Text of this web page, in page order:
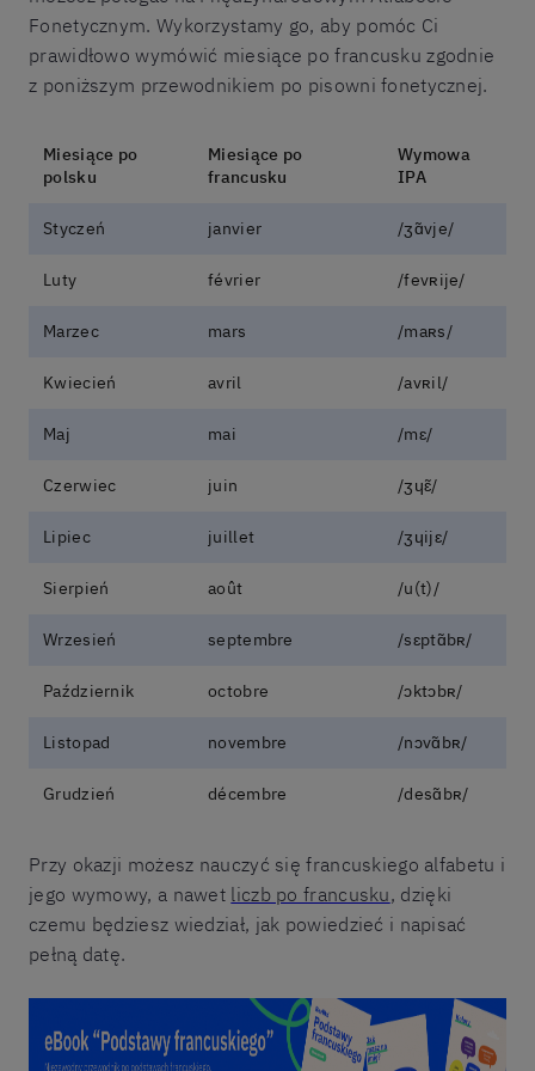
Fonetycznym. Wykorzystamy go, aby pomóc Ci
prawidłowo wymówić miesiące po francusku zgodnie
z poniższym przewodnikiem po pisowni fonetycznej.
Miesiące po
polsku
Miesiące po
francusku
Wymowa
IPA
Styczeń janvier /ʒɑ̃vje/
Luty février /fevʀije/
Marzec mars /maʀs/
Kwiecień avril /avʀil/
Maj mai /mɛ/
Czerwiec juin /ʒɥɛ̃/
Lipiec juillet /ʒɥijɛ/
Sierpień août /u(t)/
Wrzesień septembre /sɛptɑ̃bʀ/
Październik octobre /ɔktɔbʀ/
Listopad novembre /nɔvɑ̃bʀ/
Grudzień décembre /desɑ̃bʀ/
Przy okazji możesz nauczyć się francuskiego alfabetu i
jego wymowy, a nawet liczb po francusku, dzięki
czemu będziesz wiedział, jak powiedzieć i napisać
pełną datę.